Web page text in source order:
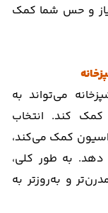
و حس شما کمک
می‌تواند به
کند. انتخاب
کمک می‌کند،
دهد. به طور کلی،
و به‌روزتر به